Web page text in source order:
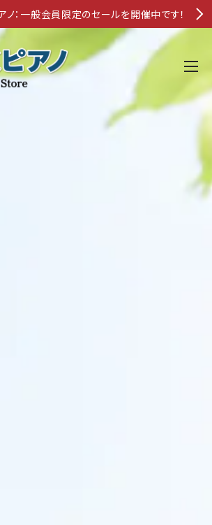
アノ：一般会員限定のセールを開催中です！